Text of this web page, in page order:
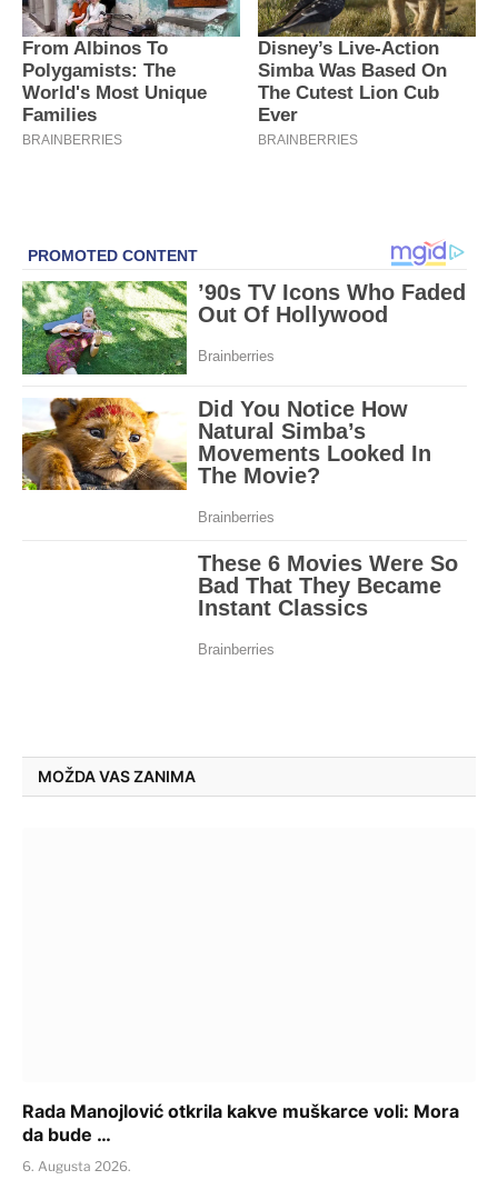
MOŽDA VAS ZANIMA
Rada Manojlović otkrila kakve muškarce voli: Mora
da bude …
6. Augusta 2026.